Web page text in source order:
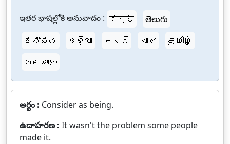
ఇతర భాషల్లోకి అనువాదం : हिन्दी
తెలుగు
ಕನ್ನಡ
ଓଡ଼ିଆ मराठी বাংলা
தமிழ்
മലയാളം
అర్థం : Consider as being.
ఉదాహరణ : It wasn't the problem some people
made it.